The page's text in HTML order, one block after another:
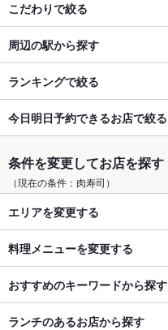
こだわりで絞る
周辺の駅から探す
ランキングで絞る
今日明日予約できるお店で絞る
条件を変更してお店を探す
（現在の条件：肉寿司）
エリアを変更する
料理メニューを変更する
おすすめのキーワードから探す
ランチのあるお店から探す